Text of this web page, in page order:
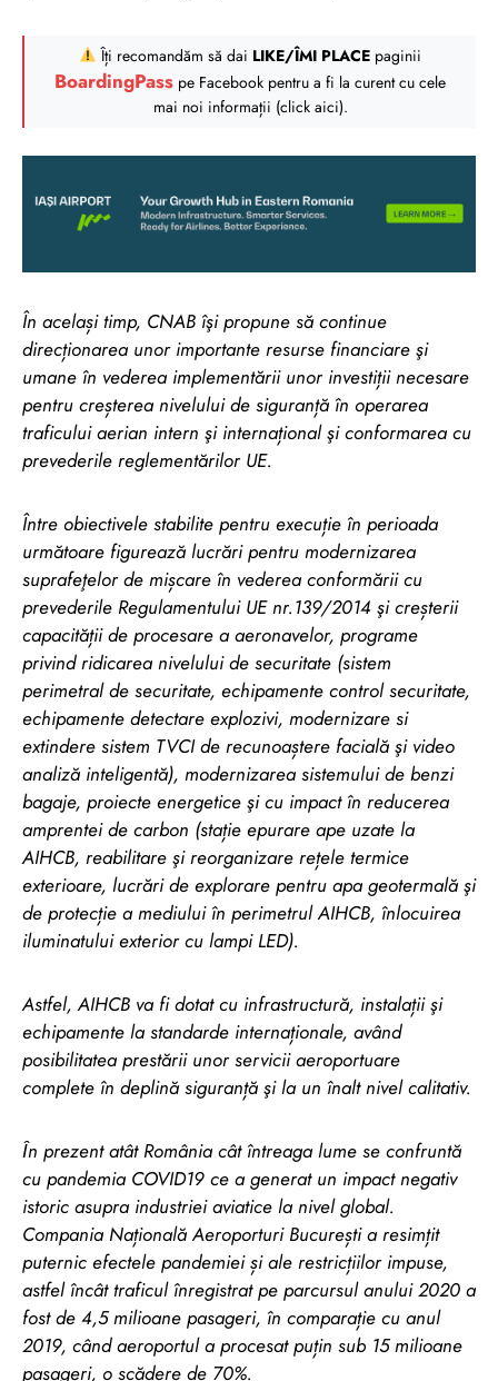
Îți recomandăm să dai LIKE/ÎMI PLACEpaginii
BoardingPass pe Facebook pentru a fi la curent cu cele
mai noi informații (click aici).
În același timp, CNAB îşi propune să continue
direcționarea unor importante resurse financiare şi
umane în vederea implementării unor investiții necesare
pentru creșterea nivelului de siguranță în operarea
traficului aerian intern şi internațional şi conformarea cu
prevederile reglementărilor UE.
Între obiectivele stabilite pentru execuție în perioada
următoare figurează lucrări pentru modernizarea
suprafeţelor de mișcare în vederea conformării cu
prevederile Regulamentului UE nr.139/2014 şi creșterii
capacității de procesare a aeronavelor, programe
privind ridicarea nivelului de securitate (sistem
perimetral de securitate, echipamente control securitate,
echipamente detectare explozivi, modernizare si
extindere sistem TVCI de recunoaștere facială şi video
analiză inteligentă), modernizarea sistemului de benzi
bagaje, proiecte energetice şi cu impact în reducerea
amprentei de carbon (stație epurare ape uzate la
AIHCB, reabilitare şi reorganizare rețele termice
exterioare, lucrări de explorare pentru apa geotermală şi
de protecție a mediului în perimetrul AIHCB, înlocuirea
iluminatului exterior cu lampi LED).
Astfel, AIHCB va fi dotat cu infrastructură, instalații şi
echipamente la standarde internaționale, având
posibilitatea prestării unor servicii aeroportuare
complete în deplină siguranță şi la un înalt nivel calitativ.
Ȋn prezent atât România cât întreaga lume se confruntă
cu pandemia COVID19 ce a generat un impact negativ
istoric asupra industriei aviatice la nivel global.
Compania Națională Aeroporturi București a resimțit
puternic efectele pandemiei și ale restricțiilor impuse,
astfel încât traficul înregistrat pe parcursul anului 2020 a
fost de 4,5 milioane pasageri, în comparație cu anul
2019, când aeroportul a procesat puțin sub 15 milioane
pasageri, o scădere de 70%.